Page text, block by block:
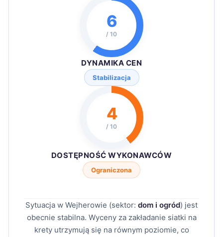
6
/ 10
DYNAMIKA CEN
Stabilizacja
4
/ 10
DOSTĘPNOŚĆ WYKONAWCÓW
Ograniczona
Sytuacja w Wejherowie (sektor: dom i ogród) jest
obecnie stabilna. Wyceny za zakładanie siatki na
krety utrzymują się na równym poziomie, co